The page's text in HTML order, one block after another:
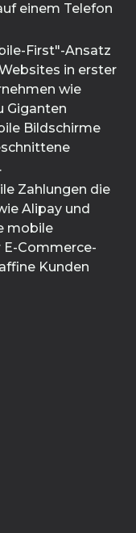
einem Telefon
First"-Ansatz
in erster
wie
Giganten
Bildschirme
Zahlungen die
Alipay und
mobile
Commerce-
Kunden